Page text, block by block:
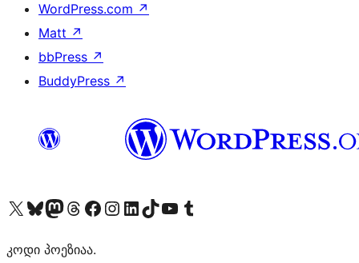
WordPress.com ↗
Matt ↗
bbPress ↗
BuddyPress ↗
Visit our X (formerly Twitter) account
Visit our Bluesky account
Visit our Mastodon account
Visit our Threads account
Visit our Facebook page
Visit our Instagram account
Visit our LinkedIn account
Visit our TikTok account
Visit our YouTube channel
Visit our Tumblr account
კოდი პოეზიაა.